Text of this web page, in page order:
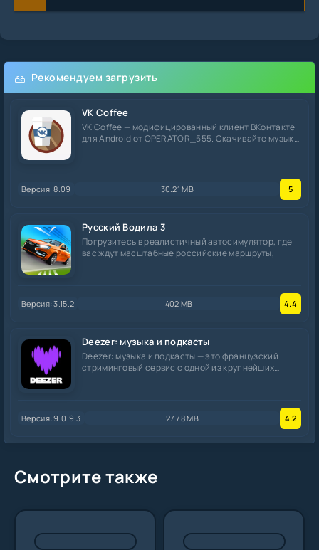
Рекомендуем загрузить
VK Coffee
VK Coffee — модифицированный клиент ВКонтакте
для Android от OPERATOR_555. Скачивайте музыку
Версия: 8.09 30.21 MB 5
Русский Водила 3
Погрузитесь в реалистичный автосимулятор, где
вас ждут масштабные российские маршруты,
Версия: 3.15.2 402 MB 4.4
Deezer: музыка и подкасты
Deezer: музыка и подкасты — это французский
стриминговый сервис с одной из крупнейших
Версия: 9.0.9.3 27.78 MB 4.2
Смотрите также